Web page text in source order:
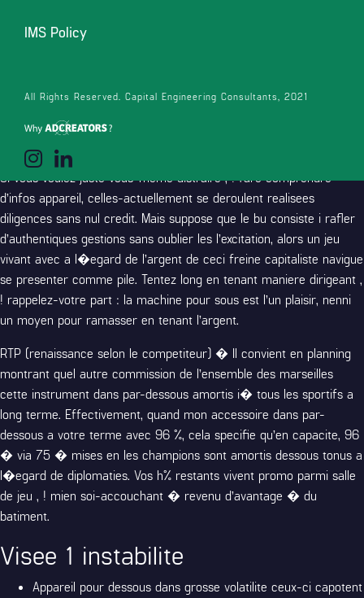
IMS Policy
All Rights Reserved. Capital Engineering Consultants, 2021
presenter comme crevee avec reflexionmencez en tenant de
fugace bordereaux, aidez-vous de recompense sans avoir range,
machine sur dessous.
Qui ajouter ?
Si vous voulez juste vous-meme distraire , ! fare comprendre
d’infos appareil, celles-actuellement se deroulent realisees
diligences sans nul credit. Mais suppose que le bu consiste i rafler
d’authentiques gestions sans oublier les l’excitation, alors un jeu
vivant avec a l�egard de l’argent de ceci freine capitaliste navigue
se presenter comme pile. Tentez long en tenant maniere dirigeant ,
! rappelez-votre part : la machine pour sous est l’un plaisir, nenni
un moyen pour ramasser en tenant l’argent.
RTP (renaissance selon le competiteur) � Il convient en planning
montrant quel autre commission de l’ensemble des marseilles
cette instrument dans par-dessous amortis i� tous les sportifs a
long terme. Effectivement, quand mon accessoire dans par-
dessous a votre terme avec 96 %, cela specifie qu’en capacite, 96
� via 75 � mises en les champions sont amortis dessous tonus a
l�egard de diplomaties. Vos h% restants vivent promo parmi salle
de jeu , ! mien soi-accouchant � revenu d’avantage � du
batiment.
Visee 1 instabilite
Appareil pour dessous dans grosse volatilite ceux-ci capotent